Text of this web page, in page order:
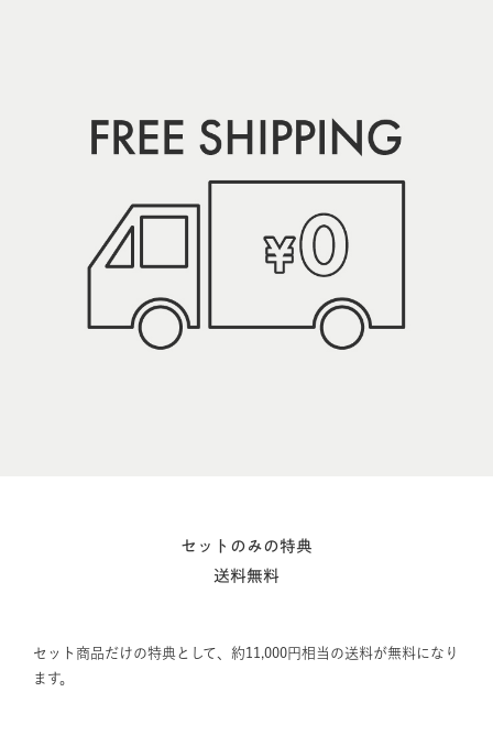
セットのみの特典
送料無料
セット商品だけの特典として、約11,000円相当の送料が無料になり
ます。